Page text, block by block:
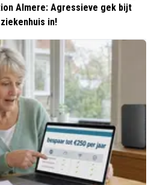
Almere: Agressieve gek bijt
in!